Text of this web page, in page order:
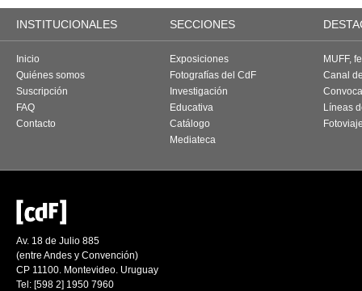
INSTITUCIONALES SECCIONES
Inicio
Quiénes somos
Suscripción
FAQ
Contacto
Exposiciones
Fotografías del CdF
Investigación
Educativa
Catálogo
Mediateca
MUFF,
Canal
Líneas
Av. 18 de Julio 885
(entre Andes y Convención)
CP 11100. Montevideo. Uruguay
Tel: [598 2] 1950 7960